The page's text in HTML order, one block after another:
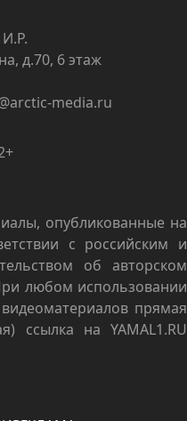
д.70, 6 этаж
media.ru
опубликованные на
с российским и
об авторском
любом использовании
прямая
ссылка на YAMAL1.RU